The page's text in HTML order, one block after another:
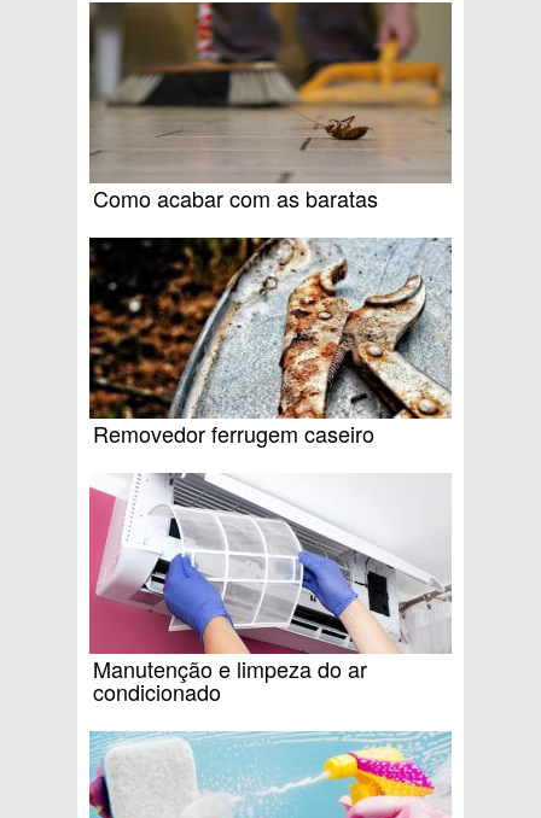
Como acabar com as baratas
Removedor ferrugem caseiro
Manutenção e limpeza do ar
condicionado